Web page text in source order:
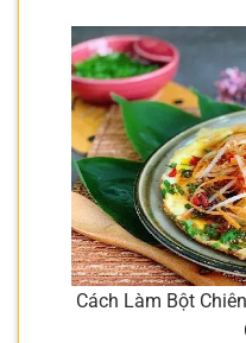
Cách Làm Bột